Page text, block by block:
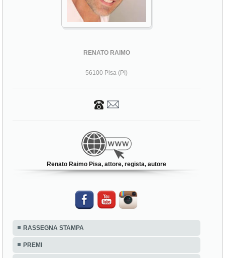
RENATO RAIMO
56100 Pisa (PI)
Renato Raimo Pisa, attore, regista, autore
RASSEGNA STAMPA
PREMI